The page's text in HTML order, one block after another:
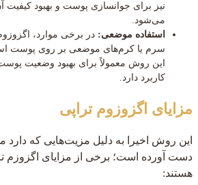
نیز برای جوانسازی پوست و بهبود کیفیت
می‌شود.
استفاده موضعی: در برخی موارد،
سرم یا کرم‌های موضعی بر روی پوست
این روش معمولاً برای بهبود وضعیت
کاربرد دارد.
مزایای اگزوزوم تراپی
این روش اخیرا به دلیل مزیت‌هایی که دارد
دست آورده است؛ برخی از مزایای اگزوزم
هستند: